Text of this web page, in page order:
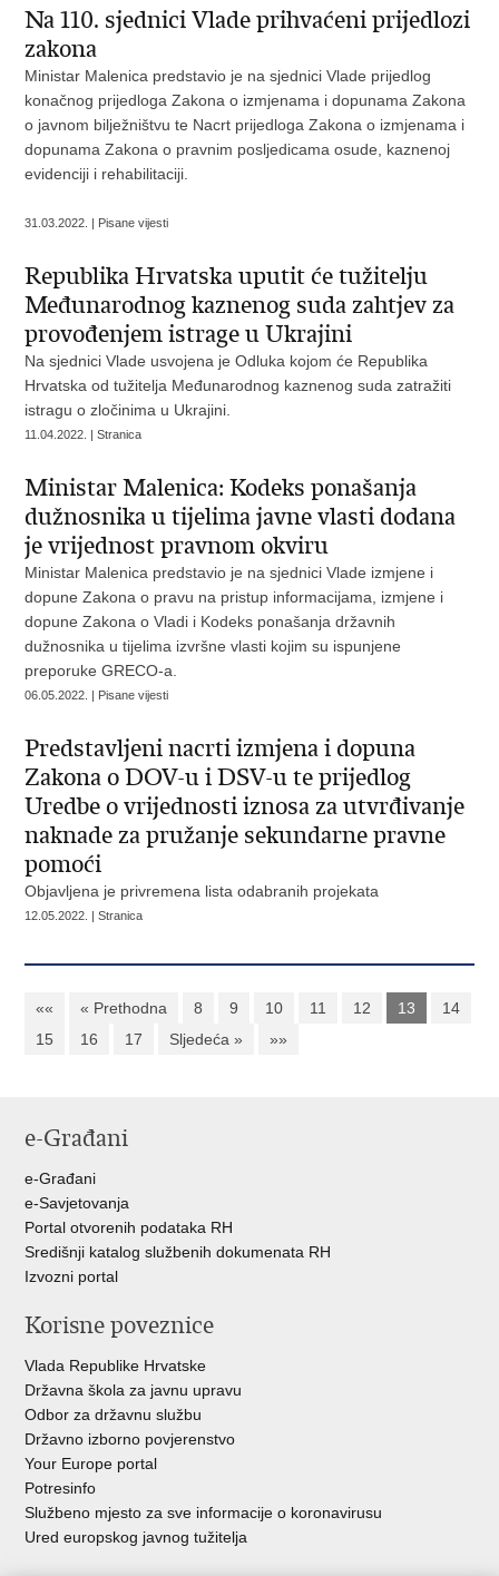
Na 110. sjednici Vlade prihvaćeni prijedlozi
zakona
Ministar Malenica predstavio je na sjednici Vlade prijedlog
konačnog prijedloga Zakona o izmjenama i dopunama Zakona
o javnom bilježništvu te Nacrt prijedloga Zakona o izmjenama i
dopunama Zakona o pravnim posljedicama osude, kaznenoj
evidenciji i rehabilitaciji.
31.03.2022. | Pisane vijesti
Republika Hrvatska uputit će tužitelju
Međunarodnog kaznenog suda zahtjev za
provođenjem istrage u Ukrajini
Na sjednici Vlade usvojena je Odluka kojom će Republika
Hrvatska od tužitelja Međunarodnog kaznenog suda zatražiti
istragu o zločinima u Ukrajini.
11.04.2022. | Stranica
Ministar Malenica: Kodeks ponašanja
dužnosnika u tijelima javne vlasti dodana
je vrijednost pravnom okviru
Ministar Malenica predstavio je na sjednici Vlade izmjene i
dopune Zakona o pravu na pristup informacijama, izmjene i
dopune Zakona o Vladi i Kodeks ponašanja državnih
dužnosnika u tijelima izvršne vlasti kojim su ispunjene
preporuke GRECO-a.
06.05.2022. | Pisane vijesti
Predstavljeni nacrti izmjena i dopuna
Zakona o DOV-u i DSV-u te prijedlog
Uredbe o vrijednosti iznosa za utvrđivanje
naknade za pružanje sekundarne pravne
pomoći
Objavljena je privremena lista odabranih projekata
12.05.2022. | Stranica
«« « Prethodna 8 9 10 11 12 13
14
15
16 17 Sljedeća » »»
e-Građani
e-Građani
e-Savjetovanja
Portal otvorenih podataka RH
Središnji katalog službenih dokumenata RH
Izvozni portal
Korisne poveznice
Vlada Republike Hrvatske
Državna škola za javnu upravu
Odbor za državnu službu
Državno izborno povjerenstvo
Your Europe portal
Potresinfo
Službeno mjesto za sve informacije o koronavirusu
Ured europskog javnog tužitelja